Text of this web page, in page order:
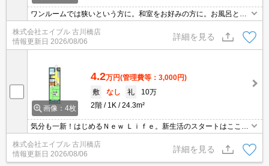
ワンルームでは狭いという方に。和室をお好みの方に。お風呂とト
イレが別でこの家賃。独立洗面台が便利。
株式会社エイブル 古川橋店
情報更新日 2026/08/06
詳細を見る
画像：4枚
4.2万円(管理費等：3,000円)
敷
なし 礼
10万
2階
1K 24.3m²
気分も一新！はじめるＮｅｗ Ｌｉｆｅ。新生活のスタートはここか
ら。駅近くでラクラク便利。ぜひお問い合わせください!。
株式会社エイブル 古川橋店
情報更新日 2026/08/06
詳細を見る